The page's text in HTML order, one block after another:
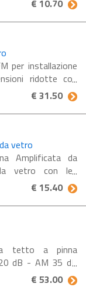
Lunghezza stelo :
€ 10.70
per installazione
ridotte con
AM che per la
Cavo AM/FM : L =
€ 31.50
vetro
Amplificata da
vetro con led
FM 20 dB-AM 35
18 mm. Lunghezza
€ 15.40
tetto a pinna
dB - AM 35 dB
Conf. 1 pz. x
€ 53.00